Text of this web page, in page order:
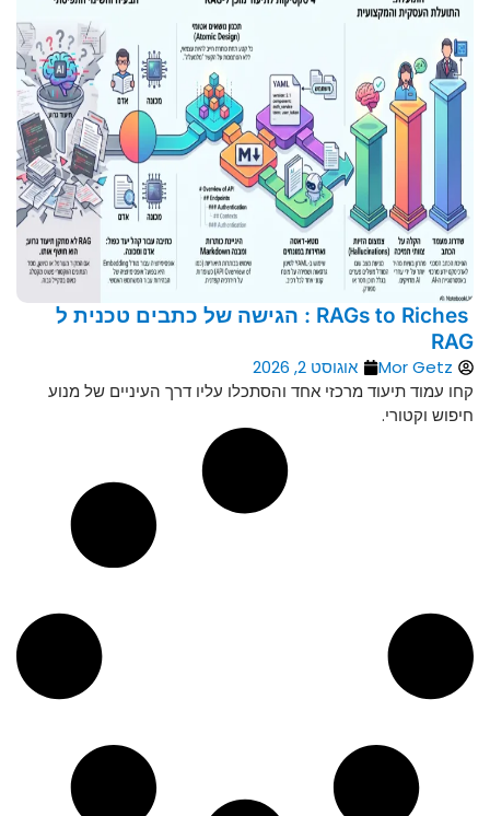
RAGs to Riches : הגישה של כתבים טכנית ל
RAG
Mor Getz
אוגוסט 2, 2026
קחו עמוד תיעוד מרכזי אחד והסתכלו עליו דרך העיניים של מנוע
חיפוש וקטורי.